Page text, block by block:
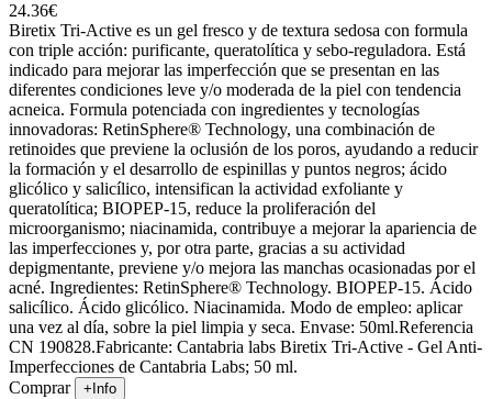
24.36€
Biretix Tri-Active es un gel fresco y de textura sedosa con formula
con triple acción: purificante, queratolítica y sebo-reguladora. Está
indicado para mejorar las imperfección que se presentan en las
diferentes condiciones leve y/o moderada de la piel con tendencia
acneica. Formula potenciada con ingredientes y tecnologías
innovadoras: RetinSphere® Technology, una combinación de
retinoides que previene la oclusión de los poros, ayudando a reducir
la formación y el desarrollo de espinillas y puntos negros; ácido
glicólico y salicílico, intensifican la actividad exfoliante y
queratolítica; BIOPEP-15, reduce la proliferación del
microorganismo; niacinamida, contribuye a mejorar la apariencia de
las imperfecciones y, por otra parte, gracias a su actividad
depigmentante, previene y/o mejora las manchas ocasionadas por el
acné. Ingredientes: RetinSphere® Technology. BIOPEP-15. Ácido
salicílico. Ácido glicólico. Niacinamida. Modo de empleo: aplicar
una vez al día, sobre la piel limpia y seca. Envase: 50ml.Referencia
CN 190828.Fabricante: Cantabria labs Biretix Tri-Active - Gel Anti-
Imperfecciones de Cantabria Labs; 50 ml.
Comprar
+Info